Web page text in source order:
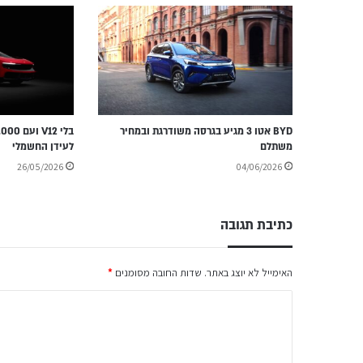
BYD אטו 3 מגיע בגרסה משודרגת ובמחיר
משתלם
04/06/2026
לעידן החשמלי
26/05/2026
כתיבת תגובה
האימייל לא יוצג באתר. שדות החובה מסומנים *